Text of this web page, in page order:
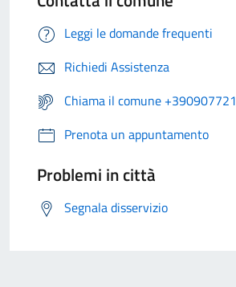
Leggi le domande frequenti
Richiedi Assistenza
Chiama il comune +390907721
Prenota un appuntamento
Problemi in città
Segnala disservizio